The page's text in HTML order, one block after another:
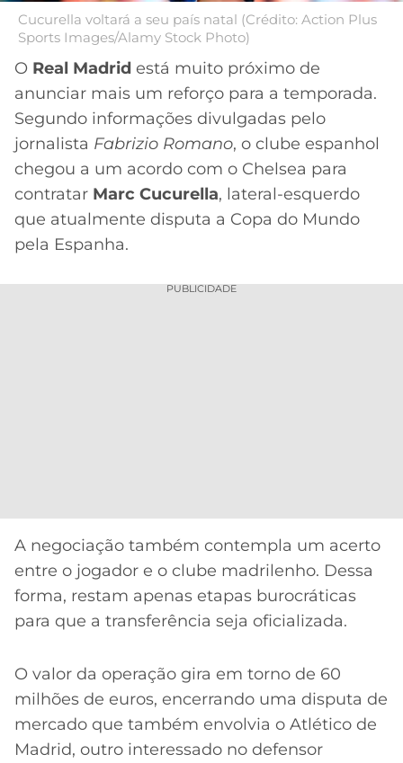
APOSTAS
CASSINOS
ONLINE
MELHORES
CASSINOS
ONLINE
BOTAFOGO
VASCO
INTERNACIONAL
ATLÉTICO
COPA
SUL-
AMERICANA
LIGA
DOS
CAMPEÕES
LALIGA
Cucurella voltará a seu país natal (Crédito: Action Plus
Sports Images/Alamy Stock Photo)
O Real Madrid está muito próximo de
anunciar mais um reforço para a temporada.
Segundo informações divulgadas pelo
jornalista Fabrizio Romano, o clube espanhol
chegou a um acordo com o Chelsea para
contratar Marc Cucurella, lateral-esquerdo
que atualmente disputa a Copa do Mundo
pela Espanha.
PUBLICIDADE
A negociação também contempla um acerto
entre o jogador e o clube madrilenho. Dessa
forma, restam apenas etapas burocráticas
para que a transferência seja oficializada.
O valor da operação gira em torno de 60
milhões de euros, encerrando uma disputa de
mercado que também envolvia o Atlético de
Madrid, outro interessado no defensor